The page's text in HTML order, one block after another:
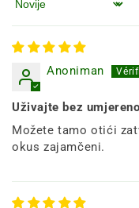
Poredaj po
Anoniman
Uživajte bez
Možete tamo otići
okus zajamčeni.